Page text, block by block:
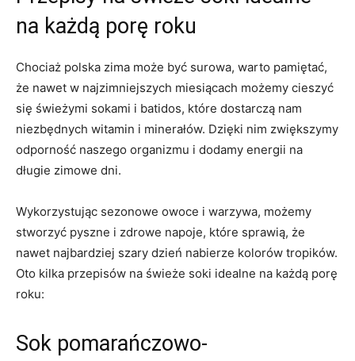
na każdą porę roku
Chociaż polska zima może być surowa, warto ⁤pamiętać,
że nawet w najzimniejszych ⁣miesiącach‍ możemy ⁤cieszyć
się ‌świeżymi‌ sokami i batidos, które‌ dostarczą nam
niezbędnych ‌witamin i minerałów. Dzięki nim zwiększymy⁢
odporność naszego⁤ organizmu i dodamy energii na
⁣długie zimowe ‌dni.
Wykorzystując sezonowe owoce i warzywa, możemy
stworzyć pyszne i zdrowe napoje, które sprawią, że
nawet ⁣najbardziej szary​ dzień‍ nabierze kolorów ⁤tropików.
Oto kilka przepisów na świeże ​soki​ idealne na⁤ każdą porę
roku:
Sok pomarańczowo-